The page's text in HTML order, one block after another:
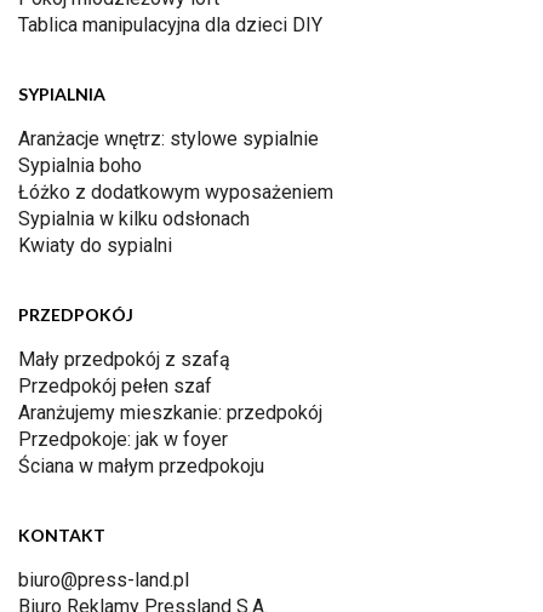
Tablica manipulacyjna dla dzieci DIY
SYPIALNIA
Aranżacje wnętrz: stylowe sypialnie
Sypialnia boho
Łóżko z dodatkowym wyposażeniem
Sypialnia w kilku odsłonach
Kwiaty do sypialni
PRZEDPOKÓJ
Mały przedpokój z szafą
Przedpokój pełen szaf
Aranżujemy mieszkanie: przedpokój
Przedpokoje: jak w foyer
Ściana w małym przedpokoju
KONTAKT
biuro@press-land.pl
Biuro Reklamy Pressland S.A.